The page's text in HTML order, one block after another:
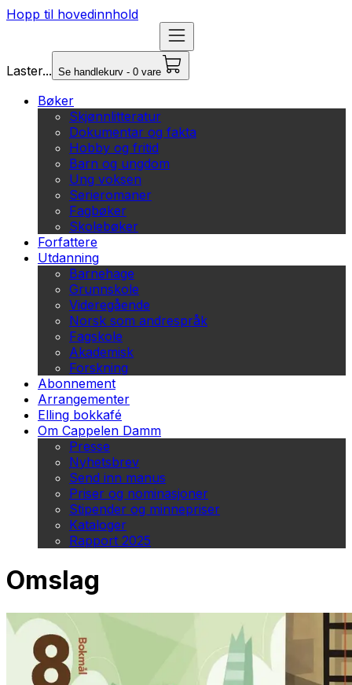
Hopp til hovedinnhold
Laster... Se handlekurv - 0 vare
Bøker
Skjønnlitteratur
Dokumentar og fakta
Hobby og fritid
Barn og ungdom
Ung voksen
Serieromaner
Fagbøker
Skolebøker
Forfattere
Utdanning
Barnehage
Grunnskole
Videregående
Norsk som andrespråk
Fagskole
Akademisk
Forskning
Abonnement
Arrangementer
Elling bokkafé
Om Cappelen Damm
Presse
Nyhetsbrev
Send inn manus
Priser og nominasjoner
Stipender og minnepriser
Kataloger
Rapport 2025
Omslag